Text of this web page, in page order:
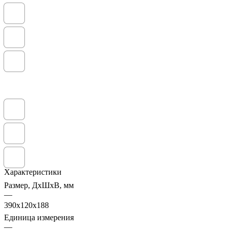
Характеристики
Размер, ДхШхВ, мм
—
390х120х188
Единица измерения
—